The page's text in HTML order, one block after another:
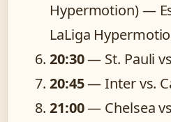
Hypermotion) —
LaLiga
20:30— St. Pauli
20:45— Inter vs.
21:00— Chelsea